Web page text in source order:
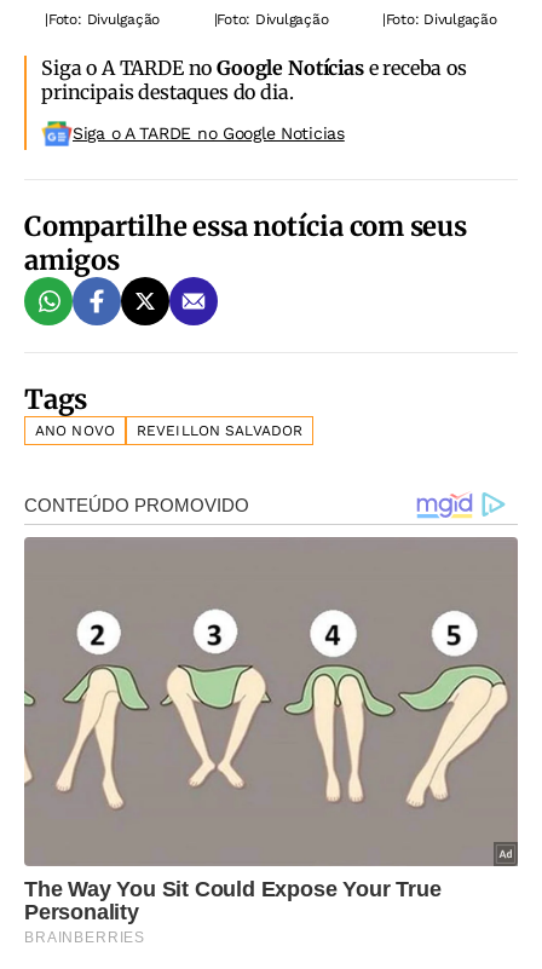
|Foto: Divulgação |Foto: Divulgação |Foto: Divulgação
Siga o A TARDE noGoogle Notíciase receba os
principais destaques do dia.
Siga o A TARDE no Google Noticias
Compartilhe essa notícia com seus
amigos
Tags
ANO NOVO REVEILLON SALVADOR